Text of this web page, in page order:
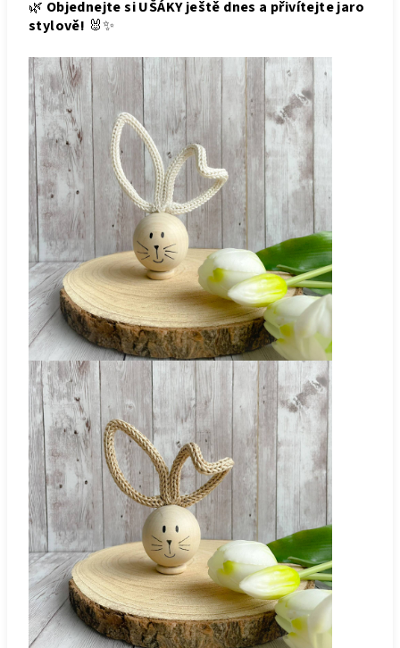
🌿 Objednejte si UŠÁKY ještě dnes a přivítejte jaro
stylově! 🐰✨